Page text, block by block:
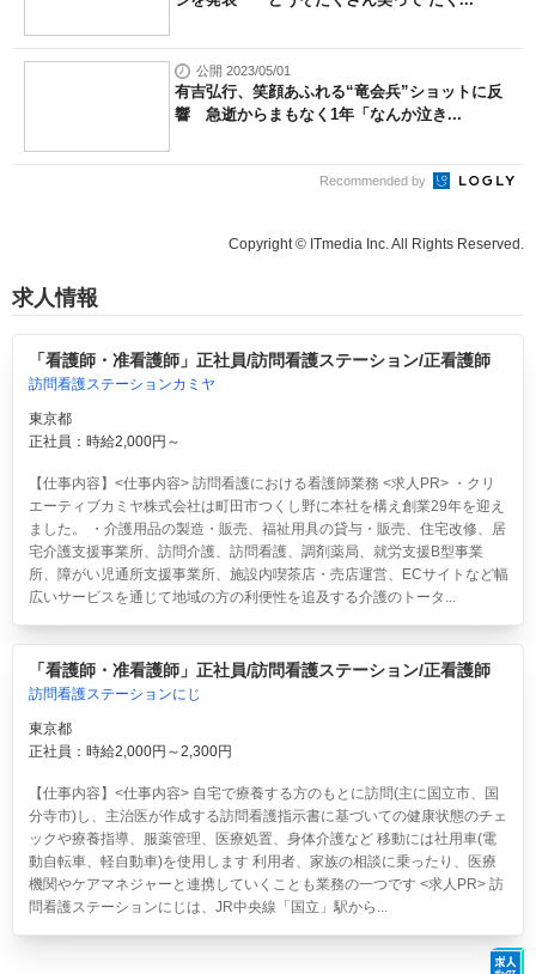
公開 2023/05/01
有吉弘行、笑顔あふれる“竜会兵”ショットに反
響 急逝からまもなく1年「なんか泣き...
Recommended by
Copyright © ITmedia Inc. All Rights Reserved.
求人情報
「看護師・准看護師」正社員/訪問看護ステーション/正看護師
訪問看護ステーションカミヤ
東京都
正社員：時給2,000円～
【仕事内容】<仕事内容> 訪問看護における看護師業務 <求人PR> ・クリ
エーティブカミヤ株式会社は町田市つくし野に本社を構え創業29年を迎え
ました。 ・介護用品の製造・販売、福祉用具の貸与・販売、住宅改修、居
宅介護支援事業所、訪問介護、訪問看護、調剤薬局、就労支援B型事業
所、障がい児通所支援事業所、施設内喫茶店・売店運営、ECサイトなど幅
広いサービスを通じて地域の方の利便性を追及する介護のトータ...
「看護師・准看護師」正社員/訪問看護ステーション/正看護師
訪問看護ステーションにじ
東京都
正社員：時給2,000円～2,300円
【仕事内容】<仕事内容> 自宅で療養する方のもとに訪問(主に国立市、国
分寺市)し、主治医が作成する訪問看護指示書に基づいての健康状態のチェ
ックや療養指導、服薬管理、医療処置、身体介護など 移動には社用車(電
動自転車、軽自動車)を使用します 利用者、家族の相談に乗ったり、医療
機関やケアマネジャーと連携していくことも業務の一つです <求人PR> 訪
問看護ステーションにじは、JR中央線「国立」駅から...